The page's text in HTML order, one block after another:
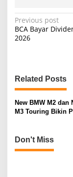
P
o
n
a
v
g
a
Previous post
BCA Bayar
2026
Related Posts
New BMW M2 dan
M3 Touring Bikin
Don't Miss